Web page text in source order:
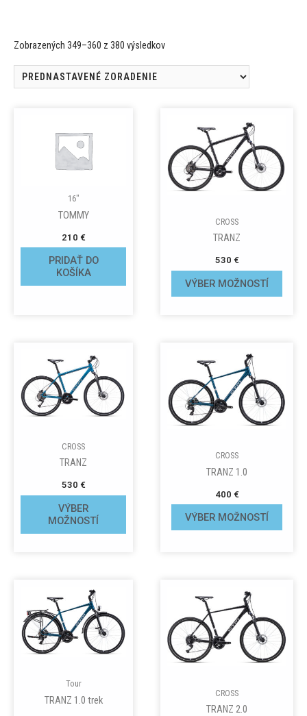
Zobrazených 349–360 z 380 výsledkov
16"
TOMMY
210 €
PRIDAŤ DO
KOŠÍKA
CROSS
TRANZ
530 €
VÝBER MOŽNOSTÍ
CROSS
TRANZ
530 €
VÝBER
MOŽNOSTÍ
CROSS
TRANZ 1.0
400 €
VÝBER MOŽNOSTÍ
Tour
TRANZ 1.0 trek
CROSS
TRANZ 2.0